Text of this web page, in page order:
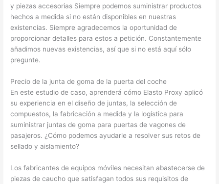
y piezas accesorias Siempre podemos suministrar productos
hechos a medida si no están disponibles en nuestras
existencias. Siempre agradecemos la oportunidad de
proporcionar detalles para estos a petición. Constantemente
añadimos nuevas existencias, así que si no está aquí sólo
pregunte.
Precio de la junta de goma de la puerta del coche
En este estudio de caso, aprenderá cómo Elasto Proxy aplicó
su experiencia en el diseño de juntas, la selección de
compuestos, la fabricación a medida y la logística para
suministrar juntas de goma para puertas de vagones de
pasajeros. ¿Cómo podemos ayudarle a resolver sus retos de
sellado y aislamiento?
Los fabricantes de equipos móviles necesitan abastecerse de
piezas de caucho que satisfagan todos sus requisitos de